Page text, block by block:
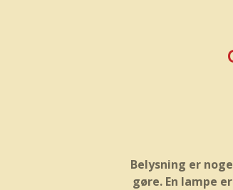
Belysning er
gøre. En lampe